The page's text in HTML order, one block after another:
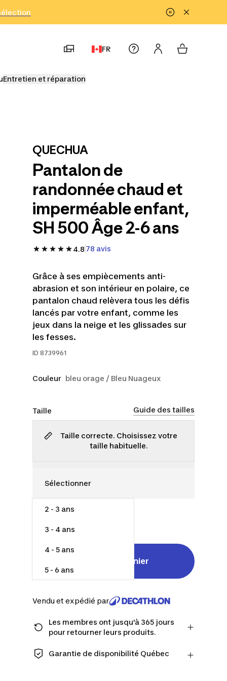
FR
Entretien et réparation
QUECHUA
Pantalon de
randonnée chaud et
imperméable enfant,
SH 500 Âge 2-6 ans
4.8 78 avis
Grâce à ses empiècements anti-
abrasion et son intérieur en polaire, ce
pantalon chaud relèvera tous les défis
lancés par votre enfant, comme les
jeux dans la neige et les glissades sur
les fesses.
ID 8739961
Couleur bleu orage / Bleu Nuageux
Taille Guide des tailles
Taille correcte. Choisissez votre
taille habituelle.
2 - 3 ans
3 - 4 ans
4 - 5 ans
5 - 6 ans
Ajouter au panier
Vendu et expédié par
Les membres ont jusqu'à 365 jours
pour retourner leurs produits.
et obtenez plus de temps pour
Garantie de disponibilité Québec